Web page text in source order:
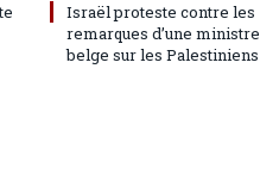
Israël proteste contre les
remarques d’une ministre
belge sur les Palestiniens